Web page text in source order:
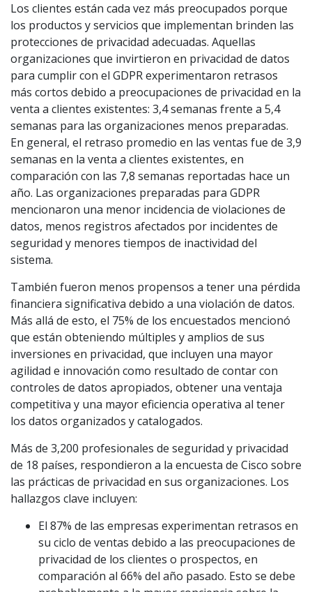
Los clientes están cada vez más preocupados porque
los productos y servicios que implementan brinden las
protecciones de privacidad adecuadas. Aquellas
organizaciones que invirtieron en privacidad de datos
para cumplir con el GDPR experimentaron retrasos
más cortos debido a preocupaciones de privacidad en la
venta a clientes existentes: 3,4 semanas frente a 5,4
semanas para las organizaciones menos preparadas.
En general, el retraso promedio en las ventas fue de 3,9
semanas en la venta a clientes existentes, en
comparación con las 7,8 semanas reportadas hace un
año. Las organizaciones preparadas para GDPR
mencionaron una menor incidencia de violaciones de
datos, menos registros afectados por incidentes de
seguridad y menores tiempos de inactividad del
sistema.
También fueron menos propensos a tener una pérdida
financiera significativa debido a una violación de datos.
Más allá de esto, el 75% de los encuestados mencionó
que están obteniendo múltiples y amplios de sus
inversiones en privacidad, que incluyen una mayor
agilidad e innovación como resultado de contar con
controles de datos apropiados, obtener una ventaja
competitiva y una mayor eficiencia operativa al tener
los datos organizados y catalogados.
Más de 3,200 profesionales de seguridad y privacidad
de 18 países, respondieron a la encuesta de Cisco sobre
las prácticas de privacidad en sus organizaciones. Los
hallazgos clave incluyen:
El 87% de las empresas experimentan retrasos en
su ciclo de ventas debido a las preocupaciones de
privacidad de los clientes o prospectos, en
comparación al 66% del año pasado. Esto se debe